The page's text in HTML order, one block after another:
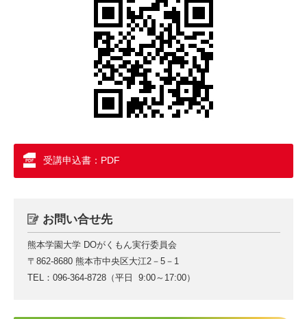
受講申込書：PDF
お問い合せ先
熊本学園大学 DOがくもん実行委員会
〒862-8680 熊本市中央区大江2－5－1
TEL：096-364-8728（平日 9:00～17:00）